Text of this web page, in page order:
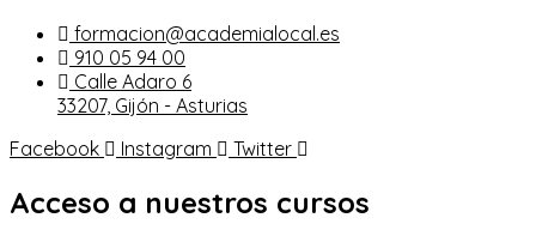
formacion@academialocal.es
910 05 94 00
Calle Adaro 6
33207, Gijón - Asturias
Facebook
Instagram Twitter
Acceso a nuestros cursos